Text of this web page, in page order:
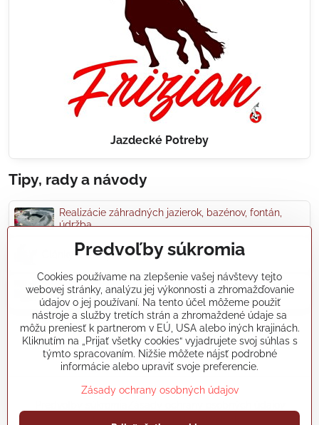
Jazdecké Potreby
Tipy, rady a návody
Realizácie záhradných jazierok, bazénov, fontán,
údržba...
Články a blogy
Rady a návody
koikapre/?ref=hl
©2026Copyright
Predvoľby súkromia
Cookies používame na zlepšenie vašej návštevy tejto
webovej stránky, analýzu jej výkonnosti a zhromažďovanie
údajov o jej používaní. Na tento účel môžeme použiť
nástroje a služby tretích strán a zhromaždené údaje sa
môžu preniesť k partnerom v EÚ, USA alebo iných krajinách.
Kliknutím na „Prijať všetky cookies“ vyjadrujete svoj súhlas s
týmto spracovaním. Nižšie môžete nájsť podrobné
informácie alebo upraviť svoje preferencie.
Zásady ochrany osobných údajov